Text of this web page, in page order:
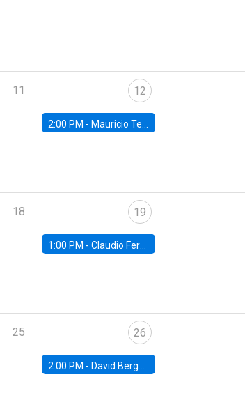
11 12
2:00 PM - Mauricio Tejada, UDP
18 19
1:00 PM - Claudio Ferraz, British Columbia
25 26
2:00 PM - David Berger, Duke